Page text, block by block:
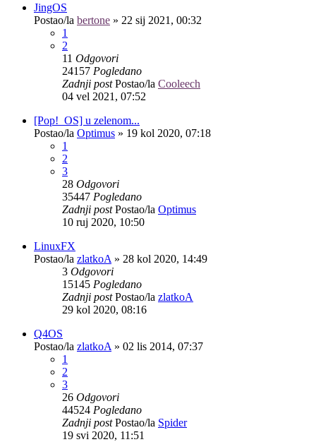
JingOS
Postao/la bertone » 22 sij 2021, 00:32
1
2
11 Odgovori
24157 Pogledano
Zadnji postPostao/la Cooleech
04 vel 2021, 07:52
[Pop!_OS] u zelenom...
Postao/la Optimus » 19 kol 2020, 07:18
1
2
3
28 Odgovori
35447 Pogledano
Zadnji postPostao/la Optimus
10 ruj 2020, 10:50
LinuxFX
Postao/la zlatkoA » 28 kol 2020, 14:49
3 Odgovori
15145 Pogledano
Zadnji postPostao/la zlatkoA
29 kol 2020, 08:16
Q4OS
Postao/la zlatkoA » 02 lis 2014, 07:37
1
2
3
26 Odgovori
44524 Pogledano
Zadnji postPostao/la Spider
19 svi 2020, 11:51